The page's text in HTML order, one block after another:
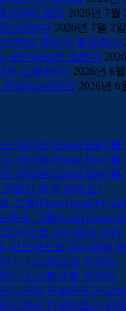
기관리 없다 2026년 7월
기관리다 2026년 7월 2일
리에도 훈련이 필요하다
, 골든타임은 흐른다
은 소멸한다? 2026년 6
부담되는데요? 2026년 6
드 바이트(Sound Bite)’를
드 바이트(Sound Bite)’를
드 바이트(Sound Bite)’를
전례가 되면 어쩌죠?
그룹(Front Group)의
프론트 그룹(Front Group)
도적으로 의사결정 하라
압도적으로 의사결정
기 시스템으로 이겨라
기 시스템으로 이겨라
기관리 컨설턴트가 답
기관리 컨설턴트가 답